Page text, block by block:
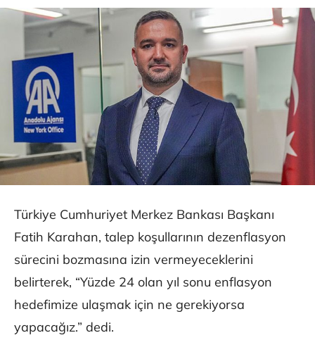
Türkiye Cumhuriyet Merkez Bankası Başkanı
Fatih Karahan, talep koşullarının dezenflasyon
sürecini bozmasına izin vermeyeceklerini
belirterek, “Yüzde 24 olan yıl sonu enflasyon
hedefimize ulaşmak için ne gerekiyorsa
yapacağız.” dedi.